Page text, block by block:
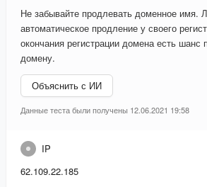
Не забывайте продлевать доменное имя.
автоматическое продление у своего
окончания регистрации домена есть шанс
домену.
Объяснить с ИИ
Данные теста были получены 12.06.2021 19:58
IP
62.109.22.185